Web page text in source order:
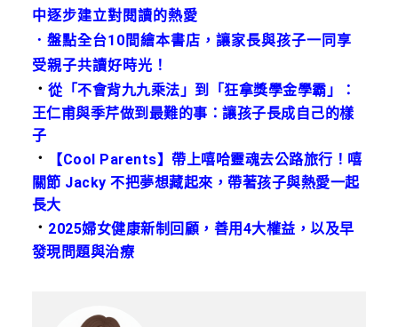
中逐步建立對閱讀的熱愛
． 盤點全台10間繪本書店，讓家長與孩子一同享
受親子共讀好時光！
．從「不會背九九乘法」到「狂拿獎學金學霸」：
王仁甫與季芹做到最難的事：讓孩子長成自己的樣
子
．
【Cool Parents】帶上嘻哈靈魂去公路旅行！嘻
關節 Jacky 不把夢想藏起來，帶著孩子與熱愛一起
長大
． 2025婦女健康新制回顧，善用4大權益，以及早
發現問題與治療